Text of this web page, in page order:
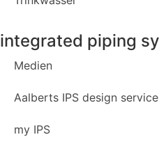
integrated piping
Medien
Aalberts IPS design service
my IPS